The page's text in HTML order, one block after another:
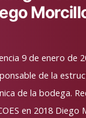
9 de enero de
de la
de la bodega.
en 2018